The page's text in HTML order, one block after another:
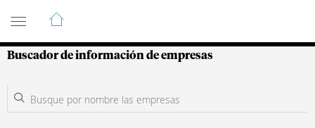
Guía de Empresas Colombianas
Buscador de información de empresas